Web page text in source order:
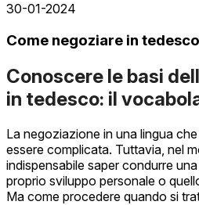
30-01-2024
Come negoziare in
Conoscere le basi
in tedesco: il
La negoziazione in una lingua
essere complicata. Tuttavia, nel
indispensabile saper condurre
proprio sviluppo personale o
Ma come procedere quando si